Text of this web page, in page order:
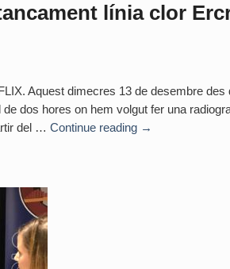
línia clor
Aquest dimecres 13 de desembre des
dos hores on hem volgut fer una
del … Continue reading →